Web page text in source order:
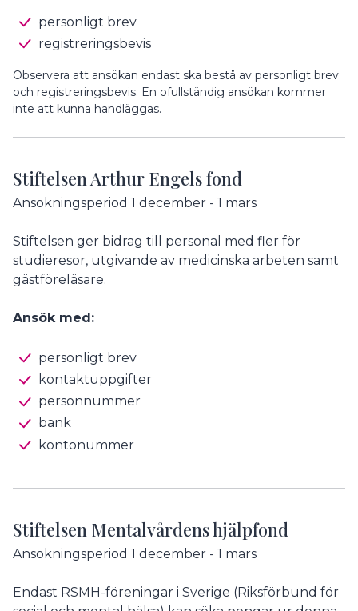
personligt brev
registreringsbevis
Observera att ansökan endast ska bestå av personligt brev
och registreringsbevis. En ofullständig ansökan kommer
inte att kunna handläggas.
Stiftelsen Arthur Engels fond
Ansökningsperiod 1 december - 1 mars
Stiftelsen ger bidrag till personal med fler för
studieresor, utgivande av medicinska arbeten samt
gästföreläsare.
Ansök med:
personligt brev
kontaktuppgifter
personnummer
bank
kontonummer
Stiftelsen Mentalvårdens hjälpfond
Ansökningsperiod 1 december - 1 mars
Endast RSMH-föreningar i Sverige (Riksförbund för